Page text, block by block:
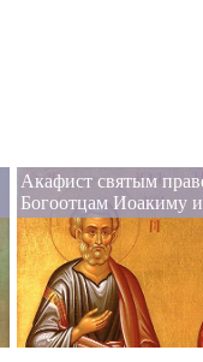
Акафист святым
Богоотцам Иоакиму